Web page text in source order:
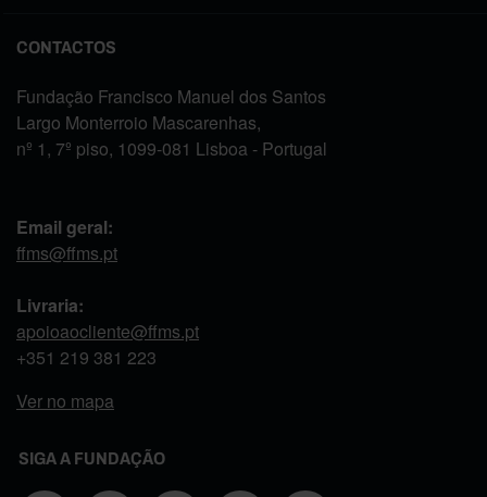
CONTACTOS
Fundação Francisco Manuel dos Santos
Largo Monterroio Mascarenhas,
nº 1, 7º piso, 1099-081 Lisboa - Portugal
Email geral:
ffms@ffms.pt
Livraria:
apoioaocliente@ffms.pt
+351 219 381 223
Ver no mapa
SIGA A FUNDAÇÃO